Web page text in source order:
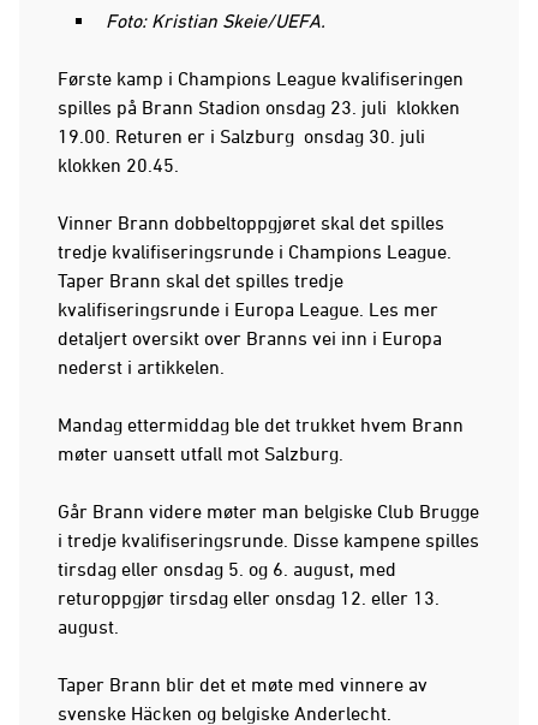
Foto: Kristian Skeie/UEFA.
Første kamp i Champions League kvalifiseringen
spilles på Brann Stadion onsdag 23. juli klokken
19.00. Returen er i Salzburg onsdag 30. juli
klokken 20.45.
Vinner Brann dobbeltoppgjøret skal det spilles
tredje kvalifiseringsrunde i Champions League.
Taper Brann skal det spilles tredje
kvalifiseringsrunde i Europa League. Les mer
detaljert oversikt over Branns vei inn i Europa
nederst i artikkelen.
Mandag ettermiddag ble det trukket hvem Brann
møter uansett utfall mot Salzburg.
Går Brann videre møter man belgiske Club Brugge
i tredje kvalifiseringsrunde. Disse kampene spilles
tirsdag eller onsdag 5. og 6. august, med
returoppgjør tirsdag eller onsdag 12. eller 13.
august.
Taper Brann blir det et møte med vinnere av
svenske Häcken og belgiske Anderlecht.